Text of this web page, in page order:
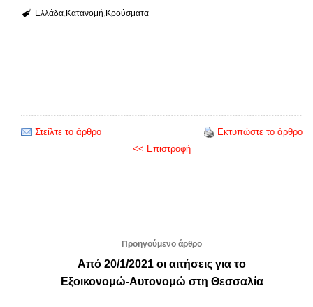
Ελλάδα Κατανομή Κρούσματα
Στείλτε το άρθρο
Εκτυπώστε το άρθρο
<< Επιστροφή
Προηγούμενο άρθρο
Από 20/1/2021 οι αιτήσεις για το
Εξοικονομώ-Αυτονομώ στη Θεσσαλία